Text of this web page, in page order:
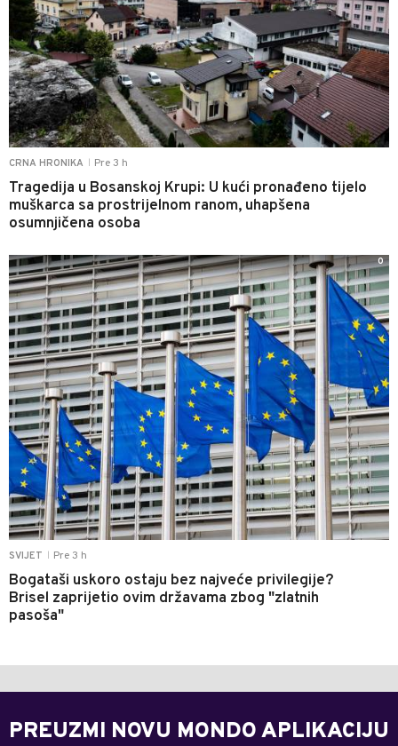
CRNA HRONIKA Pre 3 h
Tragedija u Bosanskoj Krupi: U kući pronađeno tijelo
muškarca sa prostrijelnom ranom, uhapšena
osumnjičena osoba
SVIJET Pre 3 h
Bogataši uskoro ostaju bez najveće privilegije?
Brisel zaprijetio ovim državama zbog "zlatnih
pasoša"
0
PREUZMI NOVU MONDO APLIKACIJU